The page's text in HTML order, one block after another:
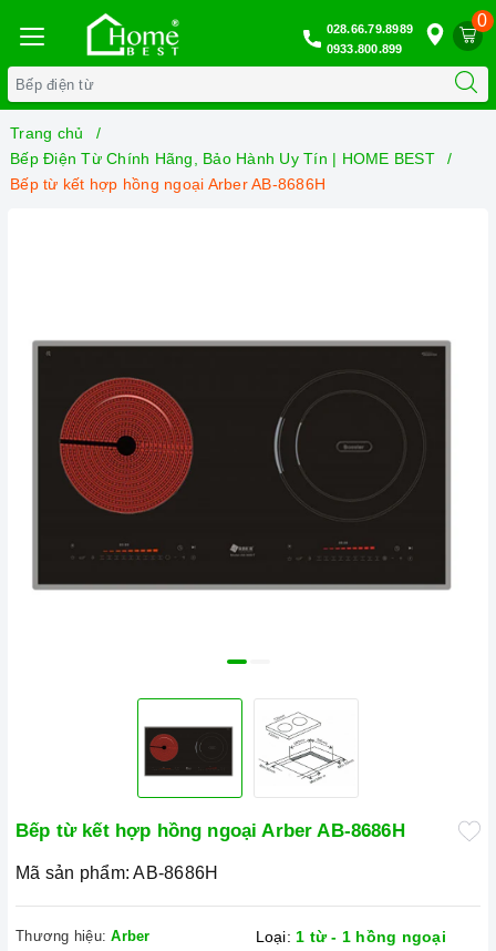
0
028.66.79.8989
0933.800.899
Trang chủ
Bếp Điện Từ Chính Hãng, Bảo Hành Uy Tín | HOME BEST
Bếp từ kết hợp hồng ngoại Arber AB-8686H
Bếp từ kết hợp hồng ngoại Arber AB-8686H
Mã sản phẩm: AB-8686H
Thương hiệu: Arber
Loại: 1 từ - 1 hồng ngoại